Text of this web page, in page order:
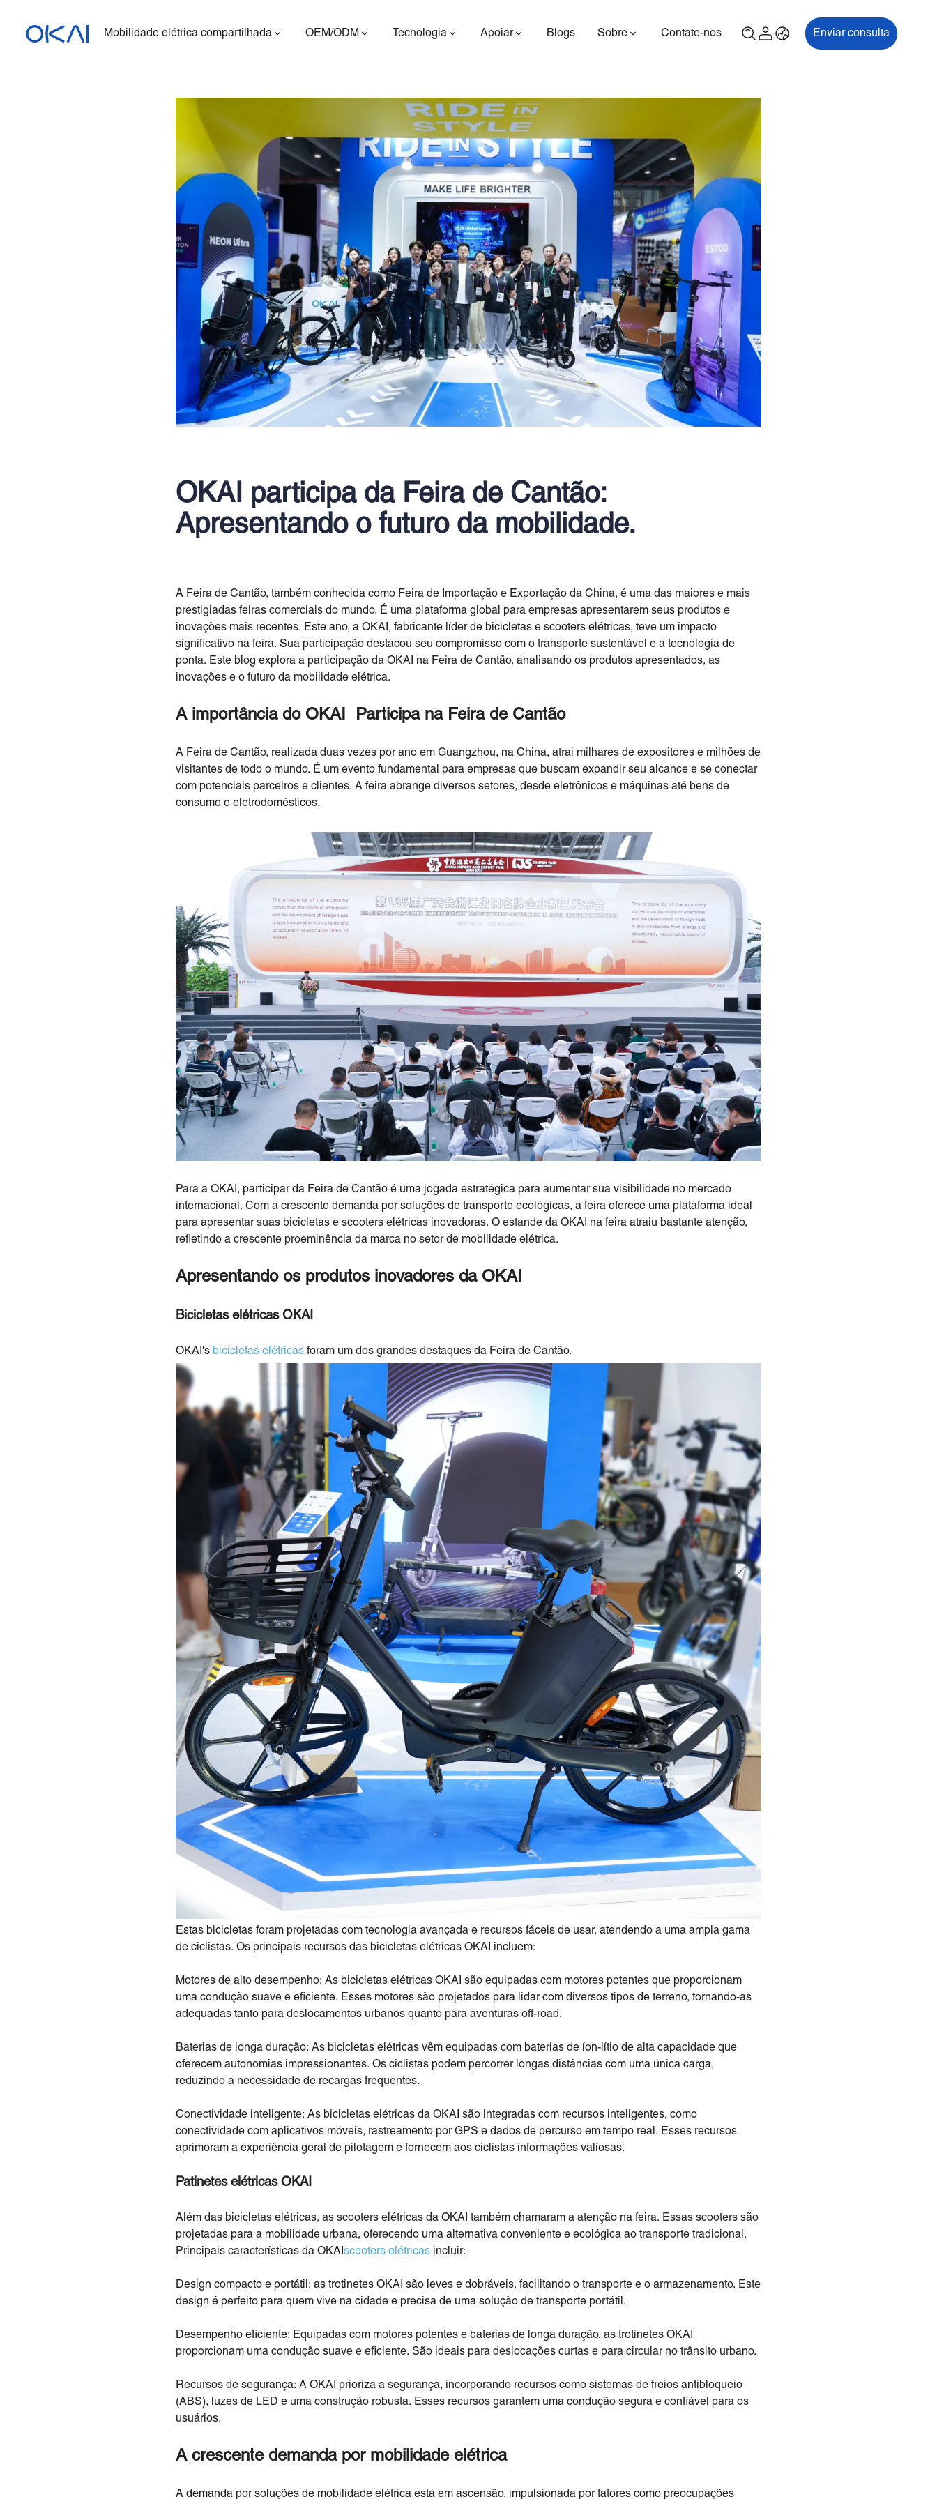
Mobilidade elétrica compartilhada OEM/ODM Tecnologia Apoiar Blogs Sobre Contate-nos
ES400A ES400AV2 ES410 ES600P
Enviar consulta
OKAI participa da Feira de Cantão:
Apresentando o futuro da mobilidade.
A Feira de Cantão, também conhecida como Feira de Importação e Exportação da China, é uma das maiores e mais
prestigiadas feiras comerciais do mundo. É uma plataforma global para empresas apresentarem seus produtos e
inovações mais recentes. Este ano, a OKAI, fabricante líder de bicicletas e scooters elétricas, teve um impacto
significativo na feira. Sua participação destacou seu compromisso com o transporte sustentável e a tecnologia de
ponta. Este blog explora a participação da OKAI na Feira de Cantão, analisando os produtos apresentados, as
inovações e o futuro da mobilidade elétrica.
A importância do OKAI Participa na Feira de Cantão
A Feira de Cantão, realizada duas vezes por ano em Guangzhou, na China, atrai milhares de expositores e milhões de
visitantes de todo o mundo. É um evento fundamental para empresas que buscam expandir seu alcance e se conectar
com potenciais parceiros e clientes. A feira abrange diversos setores, desde eletrônicos e máquinas até bens de
consumo e eletrodomésticos.
Para a OKAI, participar da Feira de Cantão é uma jogada estratégica para aumentar sua visibilidade no mercado
internacional. Com a crescente demanda por soluções de transporte ecológicas, a feira oferece uma plataforma ideal
para apresentar suas bicicletas e scooters elétricas inovadoras. O estande da OKAI na feira atraiu bastante atenção,
refletindo a crescente proeminência da marca no setor de mobilidade elétrica.
Apresentando os produtos inovadores da OKAI
Bicicletas elétricas OKAI
OKAI's bicicletas elétricas foram um dos grandes destaques da Feira de Cantão.
Estas bicicletas foram projetadas com tecnologia avançada e recursos fáceis de usar, atendendo a uma ampla gama
de ciclistas. Os principais recursos das bicicletas elétricas OKAI incluem:
Motores de alto desempenho: As bicicletas elétricas OKAI são equipadas com motores potentes que proporcionam
uma condução suave e eficiente. Esses motores são projetados para lidar com diversos tipos de terreno, tornando-as
adequadas tanto para deslocamentos urbanos quanto para aventuras off-road.
Baterias de longa duração: As bicicletas elétricas vêm equipadas com baterias de íon-lítio de alta capacidade que
oferecem autonomias impressionantes. Os ciclistas podem percorrer longas distâncias com uma única carga,
reduzindo a necessidade de recargas frequentes.
Conectividade inteligente: As bicicletas elétricas da OKAI são integradas com recursos inteligentes, como
conectividade com aplicativos móveis, rastreamento por GPS e dados de percurso em tempo real. Esses recursos
aprimoram a experiência geral de pilotagem e fornecem aos ciclistas informações valiosas.
Patinetes elétricas OKAI
Além das bicicletas elétricas, as scooters elétricas da OKAI também chamaram a atenção na feira. Essas scooters são
projetadas para a mobilidade urbana, oferecendo uma alternativa conveniente e ecológica ao transporte tradicional.
Principais características da OKAI scooters elétricas incluir:
Design compacto e portátil: as trotinetes OKAI são leves e dobráveis, facilitando o transporte e o armazenamento. Este
design é perfeito para quem vive na cidade e precisa de uma solução de transporte portátil.
Desempenho eficiente: Equipadas com motores potentes e baterias de longa duração, as trotinetes OKAI
proporcionam uma condução suave e eficiente. São ideais para deslocações curtas e para circular no trânsito urbano.
Recursos de segurança: A OKAI prioriza a segurança, incorporando recursos como sistemas de freios antibloqueio
(ABS), luzes de LED e uma construção robusta. Esses recursos garantem uma condução segura e confiável para os
usuários.
A crescente demanda por mobilidade elétrica
A demanda por soluções de mobilidade elétrica está em ascensão, impulsionada por fatores como preocupações